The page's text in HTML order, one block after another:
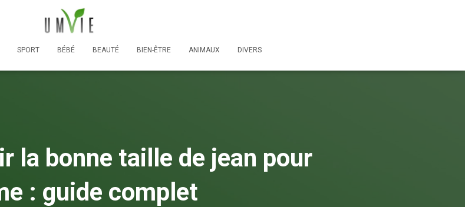
SPORT BÉBÉ BEAUTÉ BIEN-ÊTRE ANIMAUX DIVERS
la bonne taille de jean pour
: guide complet